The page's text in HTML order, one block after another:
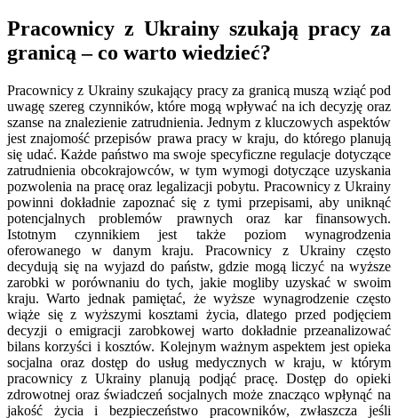
Pracownicy z Ukrainy szukają pracy za
granicą – co warto wiedzieć?
Pracownicy z Ukrainy szukający pracy za granicą muszą wziąć pod
uwagę szereg czynników, które mogą wpływać na ich decyzję oraz
szanse na znalezienie zatrudnienia. Jednym z kluczowych aspektów
jest znajomość przepisów prawa pracy w kraju, do którego planują
się udać. Każde państwo ma swoje specyficzne regulacje dotyczące
zatrudnienia obcokrajowców, w tym wymogi dotyczące uzyskania
pozwolenia na pracę oraz legalizacji pobytu. Pracownicy z Ukrainy
powinni dokładnie zapoznać się z tymi przepisami, aby uniknąć
potencjalnych problemów prawnych oraz kar finansowych.
Istotnym czynnikiem jest także poziom wynagrodzenia
oferowanego w danym kraju. Pracownicy z Ukrainy często
decydują się na wyjazd do państw, gdzie mogą liczyć na wyższe
zarobki w porównaniu do tych, jakie mogliby uzyskać w swoim
kraju. Warto jednak pamiętać, że wyższe wynagrodzenie często
wiąże się z wyższymi kosztami życia, dlatego przed podjęciem
decyzji o emigracji zarobkowej warto dokładnie przeanalizować
bilans korzyści i kosztów. Kolejnym ważnym aspektem jest opieka
socjalna oraz dostęp do usług medycznych w kraju, w którym
pracownicy z Ukrainy planują podjąć pracę. Dostęp do opieki
zdrowotnej oraz świadczeń socjalnych może znacząco wpłynąć na
jakość życia i bezpieczeństwo pracowników, zwłaszcza jeśli